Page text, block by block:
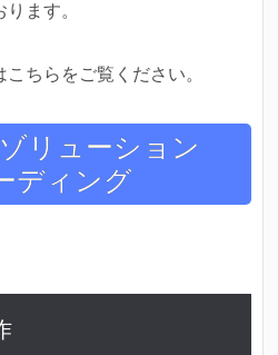
ます。
ちらをご覧ください。
リューション
ディング